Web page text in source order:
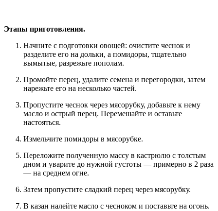
Этапы приготовления.
Начните с подготовки овощей: очистите чеснок и
разделите его на дольки, а помидоры, тщательно
вымытые, разрежьте пополам.
Промойте перец, удалите семена и перегородки, затем
нарежьте его на несколько частей.
Пропустите чеснок через мясорубку, добавьте к нему
масло и острый перец. Перемешайте и оставьте
настояться.
Измельчите помидоры в мясорубке.
Переложите полученную массу в кастрюлю с толстым
дном и уварите до нужной густоты — примерно в 2 раза
— на среднем огне.
Затем пропустите сладкий перец через мясорубку.
В казан налейте масло с чесноком и поставьте на огонь.